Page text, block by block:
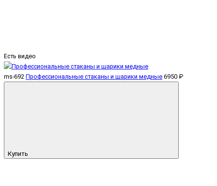
Есть видео
ms-692 Профессиональные стаканы и шарики медные 6950 ₽
Купить